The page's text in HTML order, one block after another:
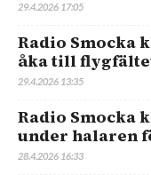
29.4.2026 17:05
Radio Smocka
åka till
29.4.2026 13:35
Radio Smocka
under halaren
28.4.2026 16:33